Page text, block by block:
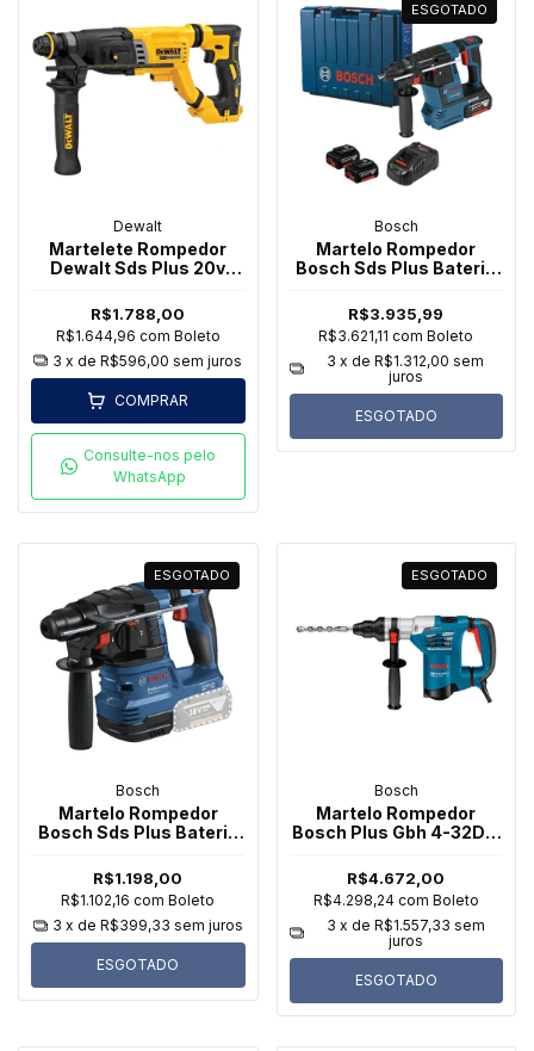
Dewalt
Martelete Rompedor
Dewalt Sds Plus 20v
R$1.788,00
R$1.644,96 com Boleto
3 x deR$596,00 sem juros
COMPRAR
Consulte-nos pelo
WhatsApp
ESGOTADO
Bosch
Martelo Rompedor
Bosch Sds Plus Bateria
R$3.935,99
R$3.621,11com Boleto
3 x deR$1.312,00 sem
juros
ESGOTADO
ESGOTADO
Bosch
Martelo Rompedor
Bosch Sds Plus Bateria
R$1.198,00
R$1.102,16com Boleto
3 x de R$399,33 sem juros
ESGOTADO
ESGOTADO
Bosch
Martelo Rompedor
Bosch Plus Gbh 4-32Dfr
R$4.672,00
R$4.298,24 com Boleto
3 x de R$1.557,33 sem
juros
ESGOTADO